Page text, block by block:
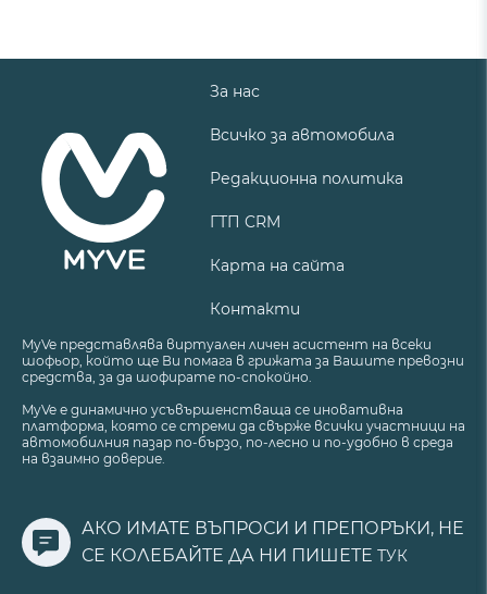
За нас
Всичко за автомобила
Редакционна политика
ГТП CRM
Карта на сайта
Контакти
MyVe представлява виртуален личен асистент на всеки
шофьор, който ще Ви помага в грижата за Вашите превозни
средства, за да шофирате по-спокойно.
MyVe е динамично усъвършенстваща се иновативна
платформа, която се стреми да свърже всички участници на
автомобилния пазар по-бързо, по-лесно и по-удобно в среда
на взаимно доверие.
АКО ИМАТЕ ВЪПРОСИ И ПРЕПОРЪКИ, НЕ
СЕ КОЛЕБАЙТЕ ДА НИ ПИШЕТЕ ТУК